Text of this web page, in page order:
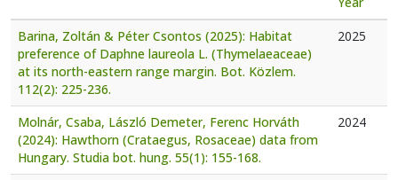
Barina, Zoltán & Péter Csontos (2025): Habitat
preference of Daphne laureola L. (Thymelaeaceae)
at its north-eastern range margin. Bot. Közlem.
112(2): 225-236.
2025
Molnár, Csaba, László Demeter, Ferenc Horváth
(2024): Hawthorn (Crataegus, Rosaceae) data from
Hungary. Studia bot. hung. 55(1): 155-168.
2024